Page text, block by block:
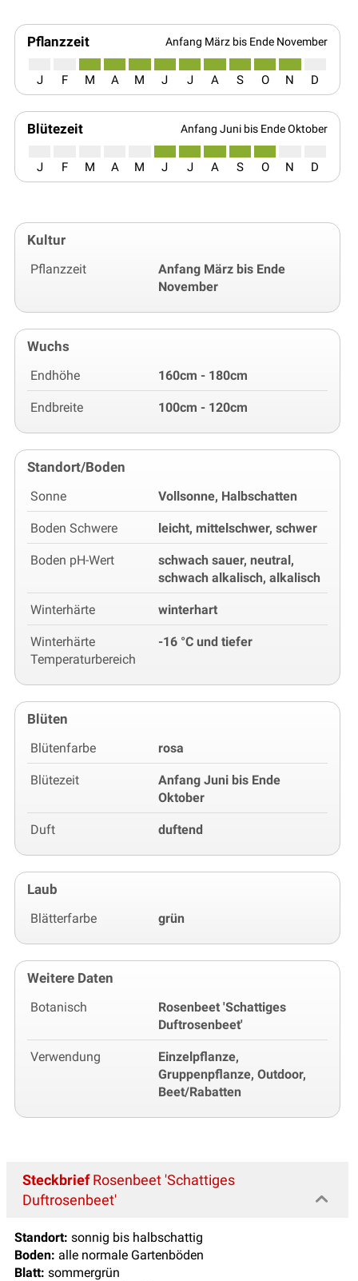
Pflanzzeit Anfang März bis Ende November
J F M A M J J A S O N D
Blütezeit Anfang Juni bis Ende Oktober
J F M A M J J A S O N D
Kultur
Pflanzzeit
Anfang März bis Ende
November
Wuchs
Endhöhe 160cm - 180cm
Endbreite 100cm - 120cm
Standort/Boden
Sonne Vollsonne, Halbschatten
Boden Schwere leicht, mittelschwer, schwer
Boden pH-Wert
schwach sauer, neutral,
schwach alkalisch, alkalisch
Winterhärte winterhart
Winterhärte
Temperaturbereich
-16 °C und tiefer
Blüten
Blütenfarbe rosa
Blütezeit
Anfang Juni bis Ende
Oktober
Duft duftend
Laub
Blätterfarbe grün
Weitere Daten
Botanisch
Rosenbeet 'Schattiges
Duftrosenbeet'
Verwendung
Einzelpflanze,
Gruppenpflanze, Outdoor,
Beet/Rabatten
SteckbriefRosenbeet 'Schattiges
Duftrosenbeet'
Standort: sonnig bis halbschattig
Boden: alle normale Gartenböden
Blatt: sommergrün